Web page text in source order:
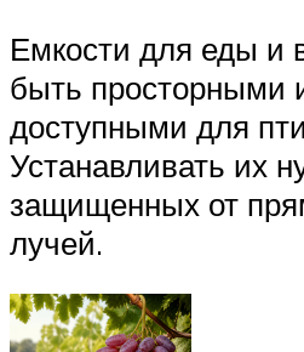
Емкости для еды и
быть просторными
доступными для
Устанавливать их
защищенных от
лучей.